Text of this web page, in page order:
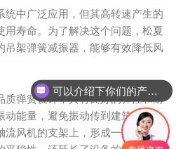
统中广泛应用，但其高转速产生的
用寿命。为了解决这个问题，松夏
吊架弹簧减振器，能够有效降低风
质弹簧设计，具有良好的弹性和耐
动能量，避免振动传到建筑结构。
风机的支架上，形成一个隔振系
可以介绍下你们的产品么？